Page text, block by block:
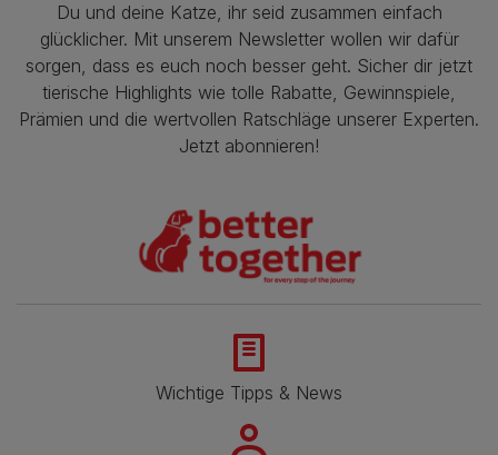
Du und deine Katze, ihr seid zusammen einfach
glücklicher. Mit unserem Newsletter wollen wir dafür
sorgen, dass es euch noch besser geht. Sicher dir jetzt
tierische Highlights wie tolle Rabatte, Gewinnspiele,
Prämien und die wertvollen Ratschläge unserer Experten.
Jetzt abonnieren!
Wichtige Tipps & News